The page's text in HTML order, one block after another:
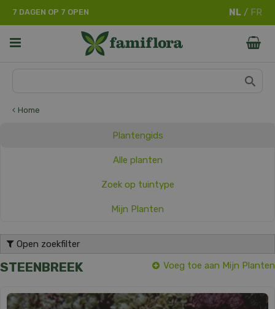
Home
7 DAGEN OP 7 OPEN
Plantengids
Alle planten
Zoek op tuintype
Mijn Planten
Open zoekfilter
STEENBREEK Voeg toe aan Mijn Planten